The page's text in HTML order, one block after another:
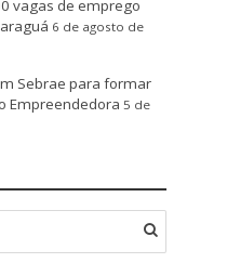
vagas de emprego
6 de agosto de
Sebrae para formar
Empreendedora 5 de